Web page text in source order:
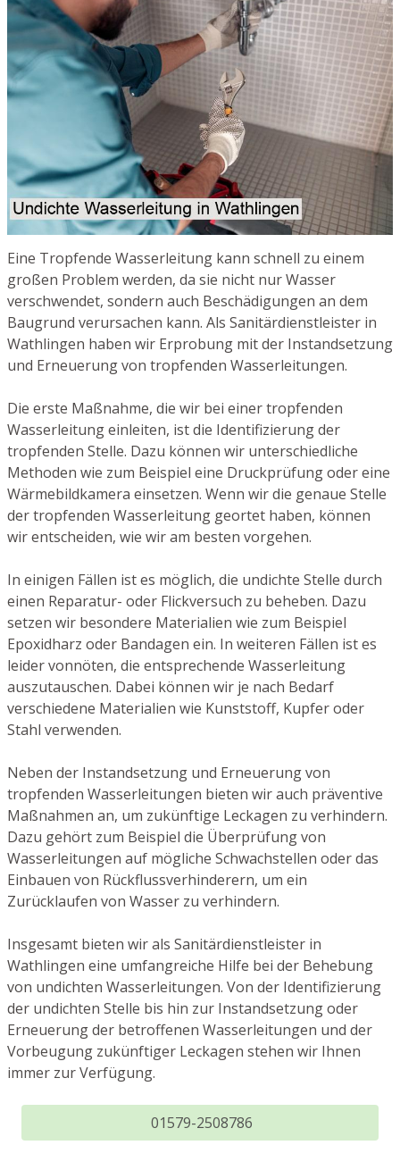
Eine Tropfende Wasserleitung kann schnell zu einem
großen Problem werden, da sie nicht nur Wasser
verschwendet, sondern auch Beschädigungen an dem
Baugrund verursachen kann. Als Sanitärdienstleister in
Wathlingen haben wir Erprobung mit der Instandsetzung
und Erneuerung von tropfenden Wasserleitungen.
Die erste Maßnahme, die wir bei einer tropfenden
Wasserleitung einleiten, ist die Identifizierung der
tropfenden Stelle. Dazu können wir unterschiedliche
Methoden wie zum Beispiel eine Druckprüfung oder eine
Wärmebildkamera einsetzen. Wenn wir die genaue Stelle
der tropfenden Wasserleitung geortet haben, können
wir entscheiden, wie wir am besten vorgehen.
In einigen Fällen ist es möglich, die undichte Stelle durch
einen Reparatur- oder Flickversuch zu beheben. Dazu
setzen wir besondere Materialien wie zum Beispiel
Epoxidharz oder Bandagen ein. In weiteren Fällen ist es
leider vonnöten, die entsprechende Wasserleitung
auszutauschen. Dabei können wir je nach Bedarf
verschiedene Materialien wie Kunststoff, Kupfer oder
Stahl verwenden.
Neben der Instandsetzung und Erneuerung von
tropfenden Wasserleitungen bieten wir auch präventive
Maßnahmen an, um zukünftige Leckagen zu verhindern.
Dazu gehört zum Beispiel die Überprüfung von
Wasserleitungen auf mögliche Schwachstellen oder das
Einbauen von Rückflussverhinderern, um ein
Zurücklaufen von Wasser zu verhindern.
Insgesamt bieten wir als Sanitärdienstleister in
Wathlingen eine umfangreiche Hilfe bei der Behebung
von undichten Wasserleitungen. Von der Identifizierung
der undichten Stelle bis hin zur Instandsetzung oder
Erneuerung der betroffenen Wasserleitungen und der
Vorbeugung zukünftiger Leckagen stehen wir Ihnen
immer zur Verfügung.
01579-2508786